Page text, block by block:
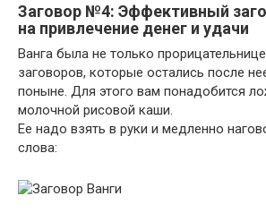
Заговор №4: Эффективный
на привлечение денег и удачи
Ванга была не только
заговоров, которые остались после
поныне. Для этого вам понадобится
молочной рисовой каши.
Ее надо взять в руки и медленно
слова: